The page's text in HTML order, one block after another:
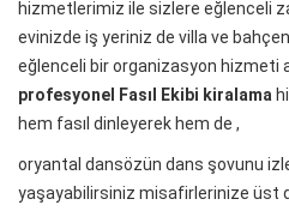
hizmetlerimiz ile sizlere eğlenceli
evinizde iş yeriniz de villa ve
eğlenceli bir organizasyon
profesyonel Fasıl Ekibi kiralama
hem fasıl dinleyerek hem de ,
oryantal dansözün dans şovunu
yaşayabilirsiniz misafirlerinize üst